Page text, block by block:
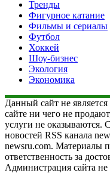
Тренды
Фигурное катание
Фильмы и сериалы
Футбол
Хоккей
Шоу-бизнес
Экология
Экономика
Данный сайт не
сайте ни чего не
услуги не оказываются.
новостей RSS канала
newsru.com. Материалы
ответственность за
Администрация сайта не